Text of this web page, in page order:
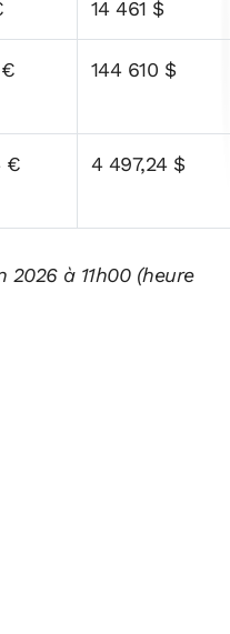
14 461 $
144 610 $
€ 4 497,24 $
2026 à 11h00 (heure